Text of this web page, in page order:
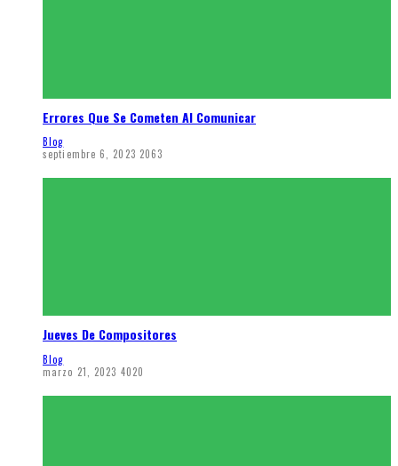
Errores Que Se Cometen Al Comunicar
Blog
septiembre 6, 2023 2063
Jueves De Compositores
Blog
marzo 21, 2023 4020